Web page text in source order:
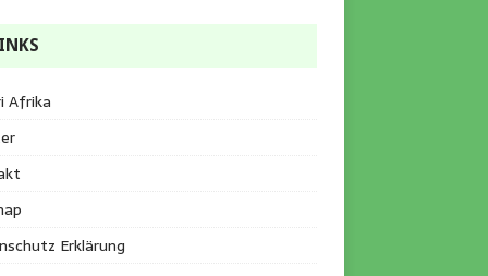
Afrika
Erklärung